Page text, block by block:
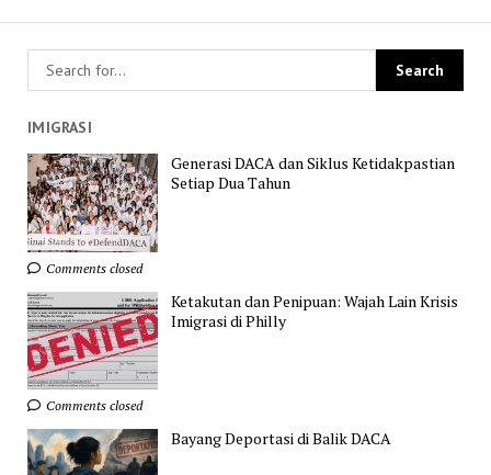
IMIGRASI
Generasi DACA dan Siklus Ketidakpastian
Setiap Dua Tahun
Comments closed
Ketakutan dan Penipuan: Wajah Lain Krisis
Imigrasi di Philly
Comments closed
Bayang Deportasi di Balik DACA